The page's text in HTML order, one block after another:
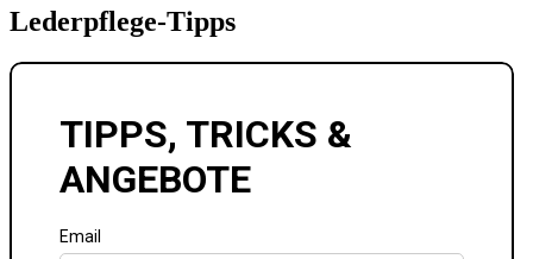
Lederpflege-Tipps